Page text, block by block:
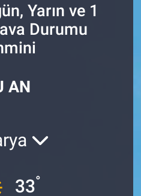
Yarın ve 1
Durumu
AN
33°